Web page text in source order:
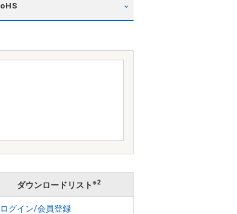
ダウンロードリスト ※2
ログイン/会員登録